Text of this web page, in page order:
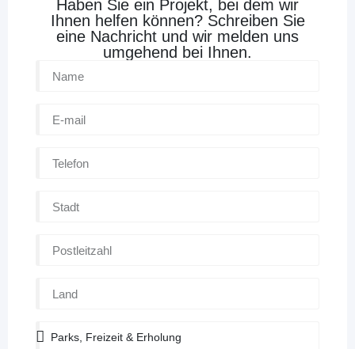
Haben Sie ein Projekt, bei dem wir
Ihnen helfen können? Schreiben Sie
eine Nachricht und wir melden uns
umgehend bei Ihnen.